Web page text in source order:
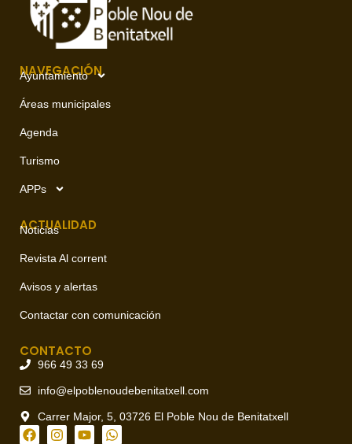
NAVEGACIÓN
Ayuntamiento
Áreas municipales
Agenda
Turismo
APPs
ACTUALIDAD
Noticias
Revista Al corrent
Avisos y alertas
Contactar con comunicación
CONTACTO
966 49 33 69
info@elpoblenoudebenitatxell.com
Carrer Major, 5, 03726 El Poble Nou de Benitatxell